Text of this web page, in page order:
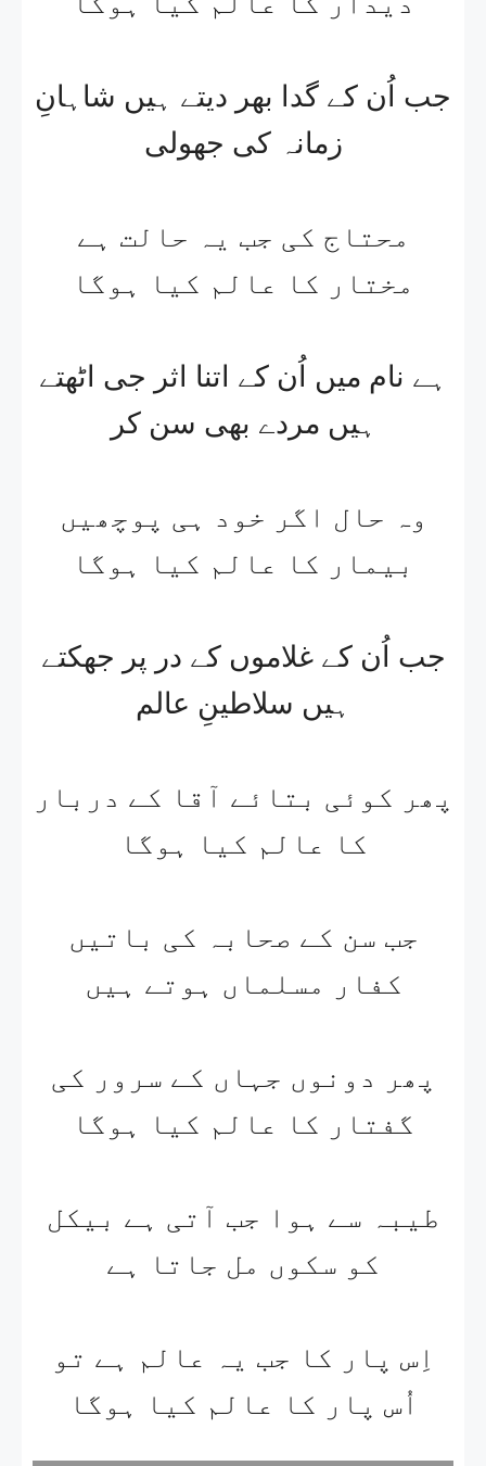
جب اُن کے گدا بھر دیتے ہیں شاہانِ
زمانہ کی جھولی
محتاج کی جب یہ حالت ہے
مختار کا عالم کیا ہوگا
ہے نام میں اُن کے اتنا اثر جی اٹھتے
ہیں مردے بھی سن کر
وہ حال اگر خود ہی پوچھیں
بیمار کا عالم کیا ہوگا
جب اُن کے غلاموں کے در پر جھکتے
ہیں سلاطینِ عالم
پھر کوئی بتائے آقا کے دربار
کا عالم کیا ہوگا
جب سن کے صحابہ کی باتیں
کفار مسلماں ہوتے ہیں
پھر دونوں جہاں کے سرور کی
گفتار کا عالم کیا ہوگا
طیبہ سے ہوا جب آتی ہے بیکل
کو سکوں مل جاتا ہے
اِس پار کا جب یہ عالم ہے تو
اُس پار کا عالم کیا ہوگا